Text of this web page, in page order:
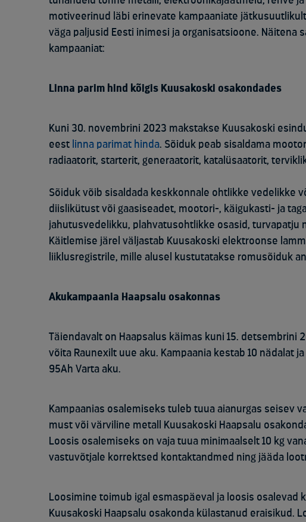
motiveerinud läbi erinevate kampaaniate
väga paljusid Eesti inimesi ja organisatsioone. Näitena
kampaaniat:
Linna parim hind kõigis Kuusakoski osakondades
Kuni 30. novembrini 2023 makstakse Kuusakoski
eest linna parimat hinda. Sõiduk peab sisaldama
radiaatorit, starterit, generaatorit, katalüsaatorit,
Sõiduk võib sisaldada keskkonnale ohtlikke vedelikke
diislikütust või gaasiseadet, mootori-, käigukasti- ja
jahutusvedelikku, plahvatusohtlikke osasid, turvapatju
Käitlemise järel väljastab Kuusakoski elektroonse
liiklusregistrile, mille alusel kustutatakse romusõiduk
Akukampaania Haapsalu osakonnas
Täiendavalt on Haapsalus käimas kuni 15. detsembrini
võita Raunexilt uue aku. Kampaania kestab 10 nädalat
95Ah Varta aku.
Kampaanias osalemiseks tuleb tuua aianurgas seisev
must või värviline metall Kuusakoski Haapsalu
Loosis osalemiseks on vaja tuua minimaalselt 10 kg
vastuvõtjale korrektsed kontaktandmed ning jääda
Loosimine toimub igal esmaspäeval ja loosis osalevad
Kuusakoski Haapsalu osakonda külastanud eraisikud.